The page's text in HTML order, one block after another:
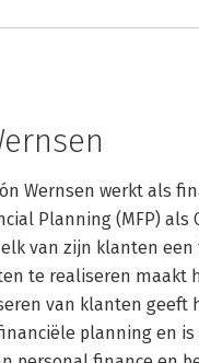
Wernsen werkt als
Planning (MFP) als
van zijn klanten
te realiseren maakt
van klanten geeft
planning en